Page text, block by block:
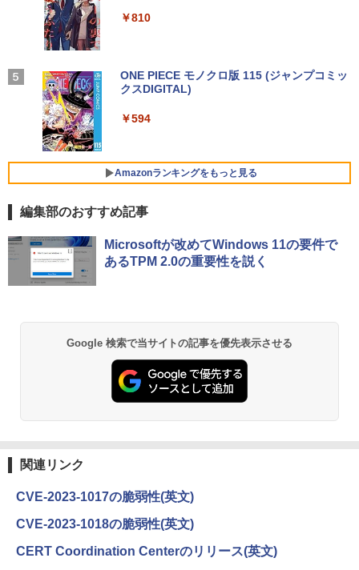
￥29,800
【Windows11】【15.6型大画面】【コス
パ重視モデル】 TOSHIBA dynabook B5
B SSD256GB M.2 スーパーマルチ Wind
￥30,500
良品 フルHD 13.3インチ TOSHIBA dyna
book G83HU Windows11 卓越性能 第1
1世代Core i5-1135G7 16GB 爆速NVMe
あす楽対応 即日発送（Windows10も対
応可能）
￥30,990
中古パソコン | HP | ProOne 600 G5 All-i
DVD-ROM | 無線LAN:なし | Webカメラ
内蔵 | フルHD | Win11Pro64Bit | ACアダ
ンス】GMKtec G10 ミニPC【AMD Ryz
en 5 3500U DDR4 16GB 512GB/256GB/
Windows11 Pro 8K/4K 3画面出力 LAN *
2 WiFi5 Bluetooth5.0 Nucbox みにpc
Ryzen 5 N95/N97/N100/4300U/N150よ
【選べる2色 コスパ抜群】モバイルモニ
ニター サブディスプレイ テレワーク 在
宅勤務 UPERFECT
￥8,999
HumanCentric マウンティングブラケッ
ト インテルNUC対応 VESAモニターアー
タ対応
￥4,900
ちいかわ タロット 22枚のオリジナル
カード付き [ ナガノ ]
￥1,650
るーとゅーす コードレス ENCノイズキャン
￥1,964
リング ANC 36時間再生
￥2,980
On My Road (Stadium ver.)
by Amazon 炭酸水 ラベルレス 500ml ×24本
art Basic)
￥810
ONE PIECE モノクロ版 115 (ジャンプコミッ
クスDIGITAL)
￥594
Amazonランキングをもっと見る
編集部のおすすめ記事
Microsoftが改めてWindows 11の要件で
あるTPM 2.0の重要性を説く
Google 検索で当サイトの記事を優先表示させる
関連リンク
CVE-2023-1017の脆弱性(英文)
CVE-2023-1018の脆弱性(英文)
CERT Coordination Centerのリリース(英文)